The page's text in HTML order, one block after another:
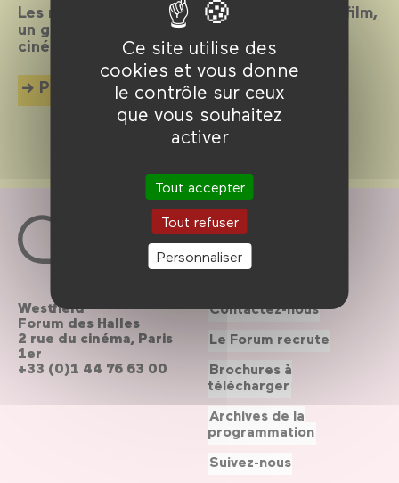
Ce site utilise des
cookies et vous donne
le contrôle sur ceux
que vous souhaitez
activer
Tout accepter
Tout refuser
Personnaliser
Les mercredis et dimanches après-midi, un film,
un goûter et des animations pour tous les
cinéphiles en herbe de 18 mois à 8 ans !
Plus d'info
Westfield
Forum des Halles
2 rue du cinéma, Paris
1er
+33 (0)1 44 76 63 00
Contactez-nous
Le Forum recrute
Brochures à
télécharger
Archives de la
programmation
Suivez-nous